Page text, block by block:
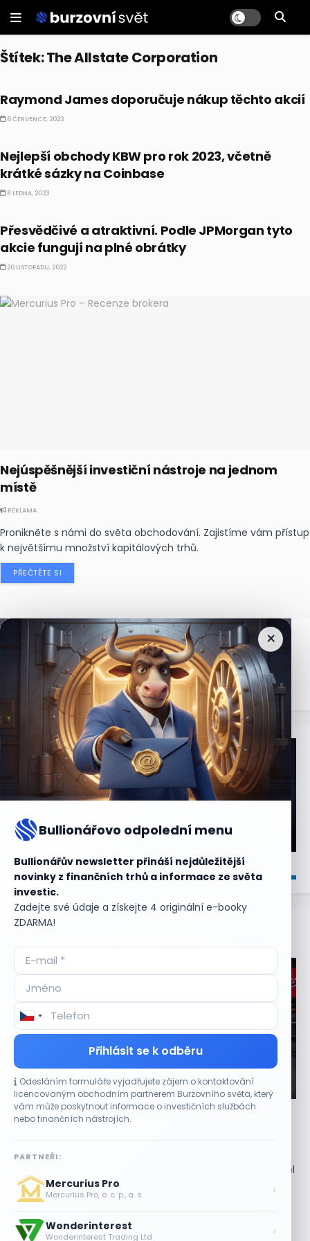
Štítek:The Allstate Corporation
Raymond James doporučuje nákup těchto akcií
6 ČERVENCE, 2023
Nejlepší obchody KBW pro rok 2023, včetně
krátké sázky na Coinbase
8 LEDNA, 2023
Přesvědčivé a atraktivní. Podle JPMorgan tyto
akcie fungují na plné obrátky
20 LISTOPADU, 2022
Nejúspěšnější investiční nástroje na jednom
místě
REKLAMA
Pronikněte s námi do světa obchodování. Zajistíme vám přístup
k největšímu množství kapitálových trhů.
PŘEČTĚTE SI
×
Bullionářovo odpolední menu
Bullionářův newsletter přináší nejdůležitější
novinky z finančních trhů a informace ze světa
investic.
Zadejte své údaje a získejte 4 originální e-booky
ZDARMA!
Přihlásit se k odběru
Odesláním formuláře vyjadřujete zájem o kontaktování
licencovaným obchodním partnerem Burzovního světa, který
vám může poskytnout informace o investičních službách
nebo finančních nástrojích.
PARTNEŘI:
Mercurius Pro
Mercurius Pro, o. c. p., a. s. ›
Wonderinterest
Wonderinterest Trading Ltd ›
Nejčtenějšízprávy
Aktuální
CO HÝBE TRHEM
Etsy překonala odhady tržeb, objem prodejů
vzrostl meziročně o 7,5 %
Čtvrtletní výsledky překonaly očekávání trhu Provozovatel
internetového tržiště Etsy, Inc. (ETSY) vykázal za druhé
čtvrtletí tržby ve výši 668,3 milionu...
Partnerství s Googlem zvedlo akcie